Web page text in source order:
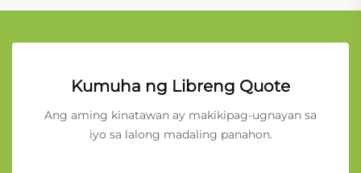
Kumuha ng Libreng Quote
Ang aming kinatawan ay makikipag-ugnayan sa
iyo sa lalong madaling panahon.